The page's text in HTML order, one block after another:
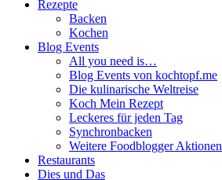
Rezepte
Backen
Kochen
Blog Events
All you need is…
Blog Events von kochtopf.me
Die kulinarische Weltreise
Koch Mein Rezept
Leckeres für jeden Tag
Synchronbacken
Weitere Foodblogger Aktionen
Restaurants
Dies und Das